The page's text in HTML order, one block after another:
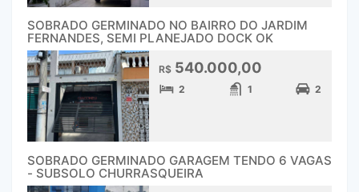
SOBRADO GERMINADO NO BAIRRO DO JARDIM
FERNANDES, SEMI PLANEJADO DOCK OK
R$ 540.000,00
2 1 2
SOBRADO GERMINADO GARAGEM TENDO 6 VAGAS
- SUBSOLO CHURRASQUEIRA